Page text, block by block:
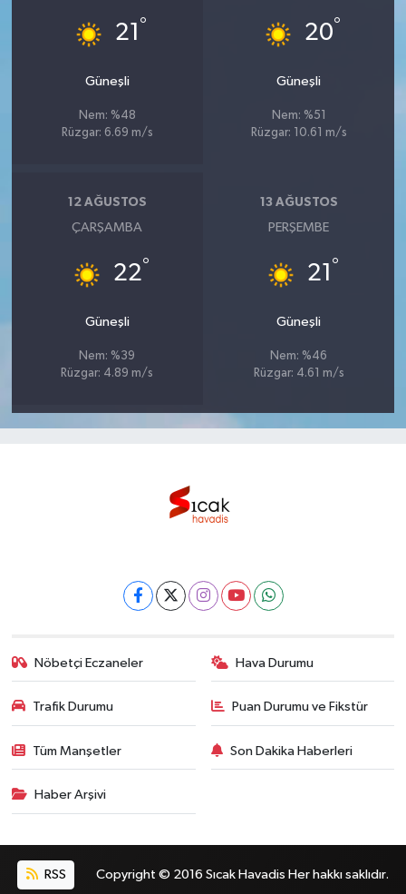
21 °
Güneşli
Nem: %48
Rüzgar: 6.69 m/s
20°
Güneşli
Nem: %51
Rüzgar: 10.61 m/s
12 AĞUSTOS
ÇARŞAMBA
22°
Güneşli
Nem: %39
Rüzgar: 4.89 m/s
13 AĞUSTOS
PERŞEMBE
21 °
Güneşli
Nem: %46
Rüzgar: 4.61 m/s
Nöbetçi Eczaneler Hava Durumu
Trafik Durumu Puan Durumu ve Fikstür
Tüm Manşetler Son Dakika Haberleri
Haber Arşivi
RSS Copyright © 2016 Sıcak Havadis Her hakkı saklıdır.